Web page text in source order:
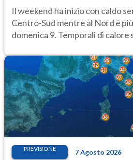
al Centro-Sud
Il weekend ha inizio con caldo
Centro-Sud mentre al Nord è
domenica 9. Temporali di calore
PREVISIONE 7 Agosto 2026